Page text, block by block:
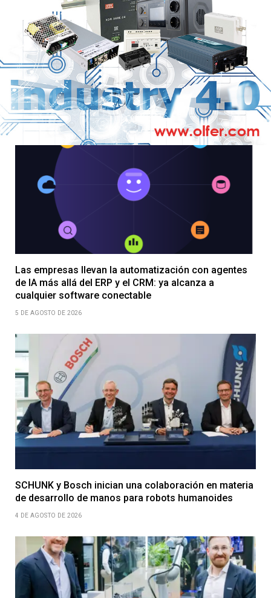
Schneider Electric y AMD presentan el primer diseño
de referencia de la plataforma Helios para acelerar el
despliegue de fábricas de IA
6 DE AGOSTO DE 2026
Las empresas llevan la automatización con agentes
de IA más allá del ERP y el CRM: ya alcanza a
cualquier software conectable
5 DE AGOSTO DE 2026
SCHUNK y Bosch inician una colaboración en materia
de desarrollo de manos para robots humanoides
4 DE AGOSTO DE 2026